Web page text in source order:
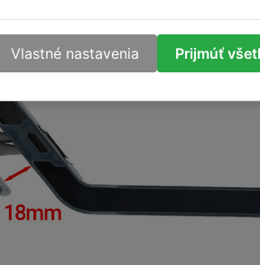
Vlastné nastavenia Prijmúť